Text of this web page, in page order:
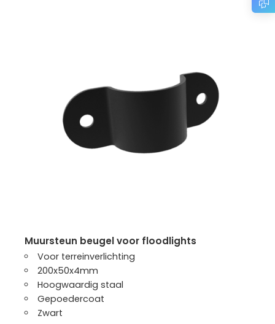
muursteun beugel voor floodlights
Voor terreinverlichting
200x50x4mm
Hoogwaardig staal
Gepoedercoat
Zwart